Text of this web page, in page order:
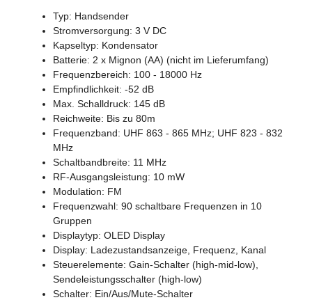
Typ: Handsender
Stromversorgung: 3 V DC
Kapseltyp: Kondensator
Batterie: 2 x Mignon (AA) (nicht im Lieferumfang)
Frequenzbereich: 100 - 18000 Hz
Empfindlichkeit: -52 dB
Max. Schalldruck: 145 dB
Reichweite: Bis zu 80m
Frequenzband: UHF 863 - 865 MHz; UHF 823 - 832
MHz
Schaltbandbreite: 11 MHz
RF-Ausgangsleistung: 10 mW
Modulation: FM
Frequenzwahl: 90 schaltbare Frequenzen in 10
Gruppen
Displaytyp: OLED Display
Display: Ladezustandsanzeige, Frequenz, Kanal
Steuerelemente: Gain-Schalter (high-mid-low),
Sendeleistungsschalter (high-low)
Schalter: Ein/Aus/Mute-Schalter